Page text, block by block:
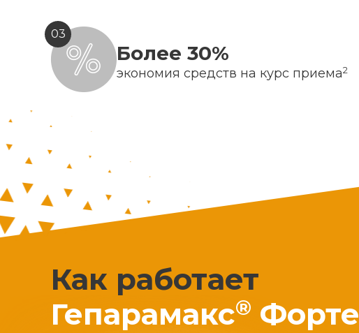
03
Более 30%
экономия средств на курс приема2
Как работает
Гепарамакс® Форте